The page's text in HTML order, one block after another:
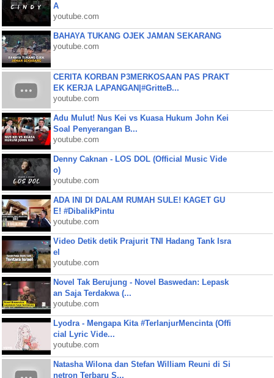
A
youtube.com
BAHAYA TUKANG OJEK JAMAN SEKARANG
youtube.com
CERITA KORBAN P3MERKOSAAN PAS PRAKT
EK KERJA LAPANGAN|#GritteB...
youtube.com
Adu Mulut! Nus Kei vs Kuasa Hukum John Kei
Soal Penyerangan B...
youtube.com
Denny Caknan - LOS DOL (Official Music Vide
o)
youtube.com
ADA INI DI DALAM RUMAH SULE! KAGET GU
E! #DibalikPintu
youtube.com
Video Detik detik Prajurit TNI Hadang Tank Isra
el
youtube.com
Novel Tak Berujung - Novel Baswedan: Lepask
an Saja Terdakwa (...
youtube.com
Lyodra - Mengapa Kita #TerlanjurMencinta (Offi
cial Lyric Vide...
youtube.com
Natasha Wilona dan Stefan William Reuni di Si
netron Terbaru S...